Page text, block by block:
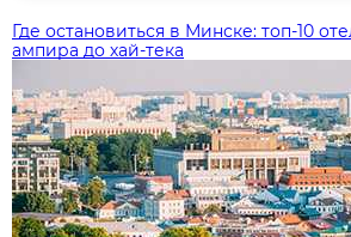
Где остановиться в Минске: топ‑10
ампира до хай‑тека